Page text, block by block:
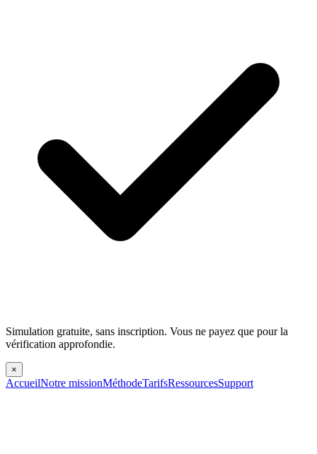
Simulation gratuite, sans inscription. Vous ne payez que pour la
vérification approfondie.
×
AccueilNotre missionMéthodeTarifsRessourcesSupport